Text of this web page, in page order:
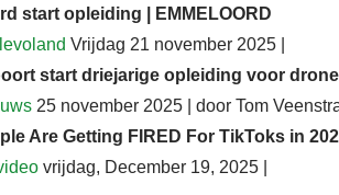
start opleiding | EMMELOORD
Vrijdag 21 november 2025 |
start driejarige opleiding voor
25 november 2025 | door Tom
Are Getting FIRED For TikToks in
vrijdag, December 19, 2025 |